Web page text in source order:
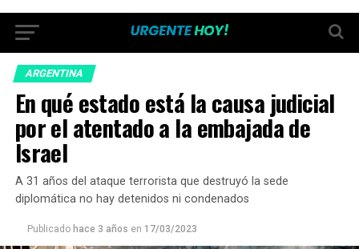
ARGENTINA
En qué estado está la causa judicial
por el atentado a la embajada de
Israel
A 31 años del ataque terrorista que destruyó la sede
diplomática no hay detenidos ni condenados
Publicado hace 3 años en 17/03/2023